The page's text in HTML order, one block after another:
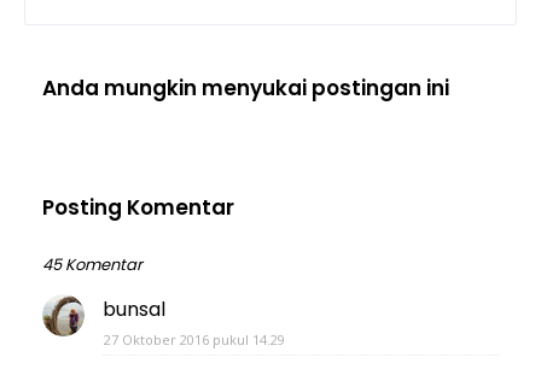
Anda mungkin menyukai postingan ini
Posting Komentar
45 Komentar
bunsal
27 Oktober 2016 pukul 14.29